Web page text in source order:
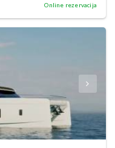
Online rezervacija